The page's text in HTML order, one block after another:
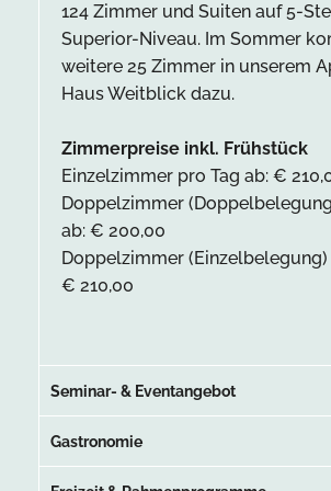
124 Zimmer und Suiten auf 5-
Superior-Niveau. Im Sommer
weitere 25 Zimmer in unserem
Haus Weitblick dazu.
Zimmerpreise inkl. Frühstück
Einzelzimmer pro Tag ab: €
Doppelzimmer
ab: € 200,00
Doppelzimmer (Einzelbelegung)
€ 210,00
Seminar- & Eventangebot
Gastronomie